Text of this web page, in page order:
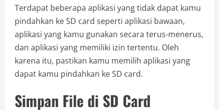
Terdapat beberapa aplikasi yang tidak dapat kamu
pindahkan ke SD card seperti aplikasi bawaan,
aplikasi yang kamu gunakan secara terus-menerus,
dan aplikasi yang memiliki izin tertentu. Oleh
karena itu, pastikan kamu memilih aplikasi yang
dapat kamu pindahkan ke SD card.
Simpan File di SD Card